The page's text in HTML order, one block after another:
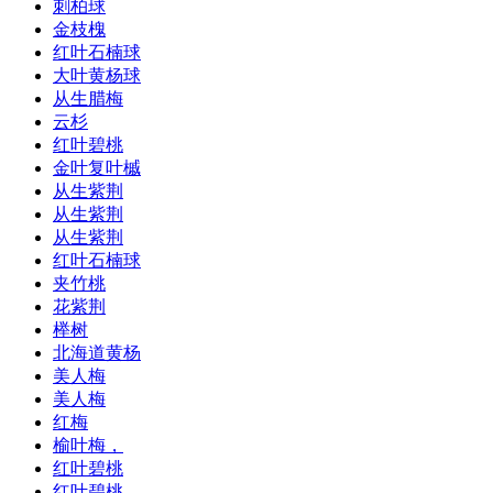
刺柏球
金枝槐
红叶石楠球
大叶黄杨球
从生腊梅
云杉
红叶碧桃
金叶复叶槭
从生紫荆
从生紫荆
从生紫荆
红叶石楠球
夹竹桃
花紫荆
榉树
北海道黄杨
美人梅
美人梅
红梅
榆叶梅，
红叶碧桃